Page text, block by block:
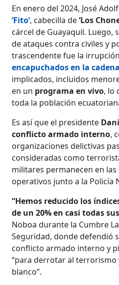
En enero del 2024, José
‘Fito’, cabecilla de‘Los
cárcel de Guayaquil.
de ataques contra civiles y
trascendente fue la
encapuchados en la
implicados, incluidos
en un programa en vivo, lo
toda la población
Es así que el presidente
conflicto armado interno,
organizaciones delictivas
consideradas como
militares permanecen en
operativos junto a la Policía
“Hemos reducido los
de un 20% en casi todas
Noboa durante la Cumbre
Seguridad, donde defendió
conflicto armado interno y
“para derrotar al terrorismo
blanco”.